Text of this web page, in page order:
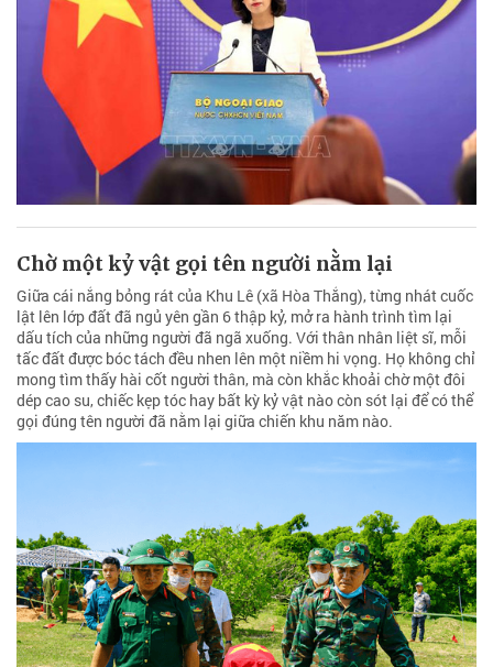
Chờ một kỷ vật gọi tên người nằm lại
Giữa cái nắng bỏng rát của Khu Lê (xã Hòa Thắng), từng nhát cuốc
lật lên lớp đất đã ngủ yên gần 6 thập kỷ, mở ra hành trình tìm lại
dấu tích của những người đã ngã xuống. Với thân nhân liệt sĩ, mỗi
tấc đất được bóc tách đều nhen lên một niềm hi vọng. Họ không chỉ
mong tìm thấy hài cốt người thân, mà còn khắc khoải chờ một đôi
dép cao su, chiếc kẹp tóc hay bất kỳ kỷ vật nào còn sót lại để có thể
gọi đúng tên người đã nằm lại giữa chiến khu năm nào.